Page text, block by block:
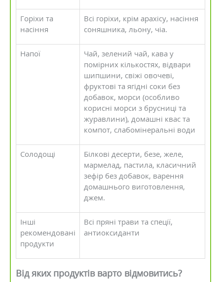
Горіхи та
насіння
Всі горіхи, крім арахісу, насіння
соняшника, льону, чіа.
Напої
Чай, зелений чай, кава у
помірних кількостях, відвари
шипшини, свіжі овочеві,
фруктові та ягідні соки без
добавок, морси (особливо
корисні морси з брусниці та
журавлини), домашні квас та
компот, слабомінеральні води
Солодощі
Білкові десерти, безе, желе,
мармелад, пастила, класичний
зефір без добавок, варення
домашнього виготовлення,
джем.
Інші
рекомендовані
продукти
Всі пряні трави та спеції,
антиоксиданти
Від яких продуктів варто відмовитись?